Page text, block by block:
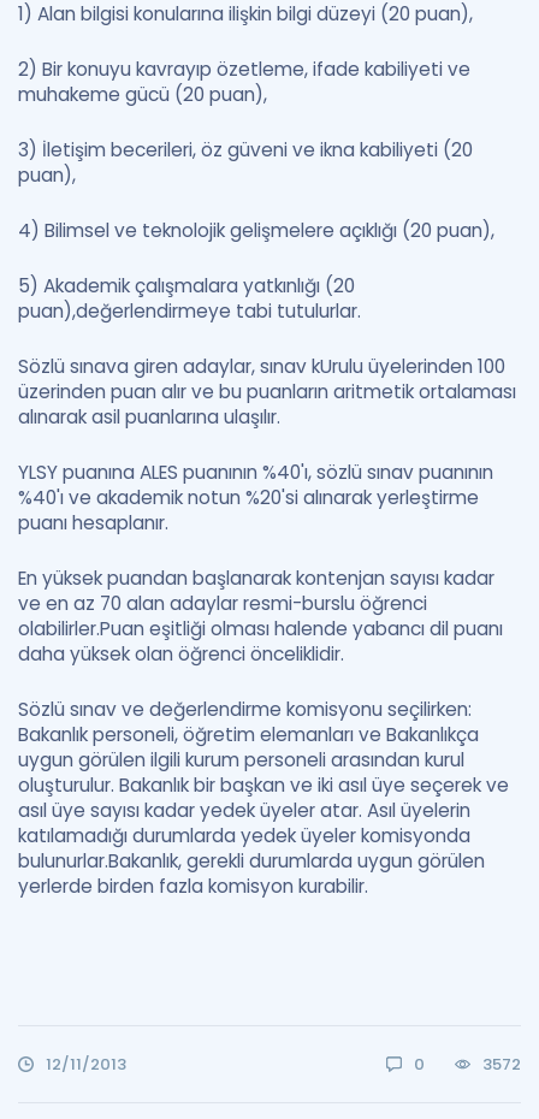
1) Alan bilgisi konularına ilişkin bilgi düzeyi (20 puan),
2) Bir konuyu kavrayıp özetleme, ifade kabiliyeti ve
muhakeme gücü (20 puan),
3) İletişim becerileri, öz güveni ve ikna kabiliyeti (20
puan),
4) Bilimsel ve teknolojik gelişmelere açıklığı (20 puan),
5) Akademik çalışmalara yatkınlığı (20
puan),değerlendirmeye tabi tutulurlar.
Sözlü sınava giren adaylar, sınav kUrulu üyelerinden 100
üzerinden puan alır ve bu puanların aritmetik ortalaması
alınarak asil puanlarına ulaşılır.
YLSY puanına ALES puanının %40'ı, sözlü sınav puanının
%40'ı ve akademik notun %20'si alınarak yerleştirme
puanı hesaplanır.
En yüksek puandan başlanarak kontenjan sayısı kadar
ve en az 70 alan adaylar resmi-burslu öğrenci
olabilirler.Puan eşitliği olması halende yabancı dil puanı
daha yüksek olan öğrenci önceliklidir.
Sözlü sınav ve değerlendirme komisyonu seçilirken:
Bakanlık personeli, öğretim elemanları ve Bakanlıkça
uygun görülen ilgili kurum personeli arasından kurul
oluşturulur. Bakanlık bir başkan ve iki asıl üye seçerek ve
asıl üye sayısı kadar yedek üyeler atar. Asıl üyelerin
katılamadığı durumlarda yedek üyeler komisyonda
bulunurlar.Bakanlık, gerekli durumlarda uygun görülen
yerlerde birden fazla komisyon kurabilir.
12/11/2013 0 3572